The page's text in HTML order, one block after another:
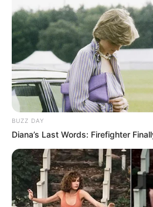
Tiercé-Magazine : 15 – 6 – 12 –
100% Quinté le Direct
CanalTurf
Analyse et Pronostic détaillés
Quinté par Stéphane Davy de
Voir leurs
L’accès au site est 100%
pour nous soutenir avec un
boutons, merci à vous.
BUZZ DAY
Diana’s Last Words: Firefighter